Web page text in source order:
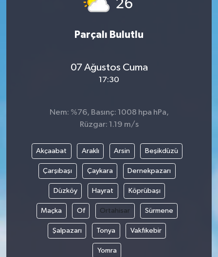
26
Parçalı Bulutlu
07 Ağustos Cuma
17:30
Nem: %76, Basınç: 1008 hpa hPa,
Rüzgar: 1.19 m/s
Akçaabat Araklı Arsin Beşikdüzü
Çarşıbaşı Çaykara Dernekpazarı
Düzköy Hayrat Köprübaşı
Maçka Of Ortahisar Sürmene
Şalpazarı Tonya Vakfıkebir
Yomra